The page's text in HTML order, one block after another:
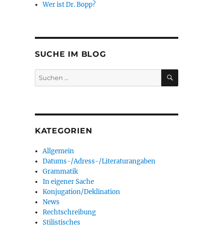
Wer ist Dr. Bopp?
SUCHE IM BLOG
Suchen
nach:
SUCHEN
KATEGORIEN
Allgemein
Datums-/Adress-/Literaturangaben
Grammatik
In eigener Sache
Konjugation/Deklination
News
Rechtschreibung
Stilistisches